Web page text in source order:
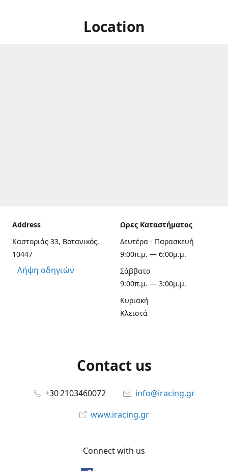
Location
Address
Καστοριάς 33, Βοτανικός,
10447
Λήψη οδηγιών
Ωρες Καταστήματος
Δευτέρα - Παρασκευή
9:00π.μ. — 6:00μ.μ.
Σάββατο
9:00π.μ. — 3:00μ.μ.
Κυριακή
Κλειστά
Contact us
+30 2103460072
info@iracing.gr
www.iracing.gr
Connect with us